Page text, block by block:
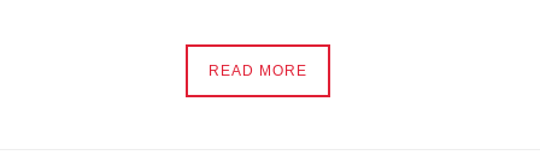
READ MORE